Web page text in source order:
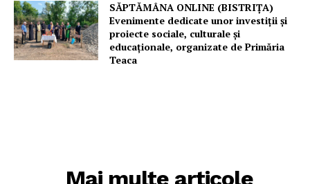
SĂPTĂMÂNA ONLINE (BISTRIȚA)
Evenimente dedicate unor investiții și
proiecte sociale, culturale și
educaționale, organizate de Primăria
Teaca
Mai multe articole